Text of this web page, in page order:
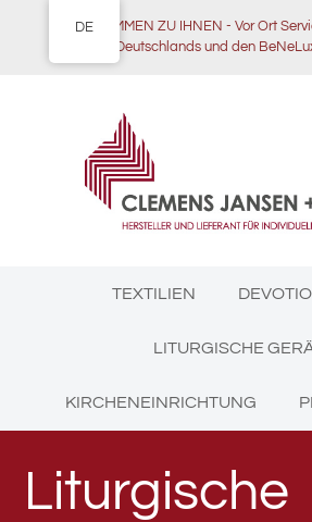
WIR KOMMEN ZU IHNEN - Vor Ort
Deutschlands und den
TEXTILIEN
LITURGISCHE
KIRCHENEINRICHTUNG
Liturgische
DE